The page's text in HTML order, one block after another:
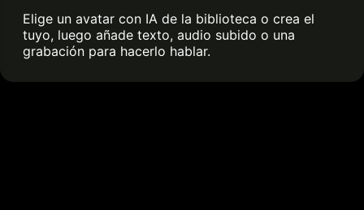
Elige un avatar con IA de la biblioteca o crea el
tuyo, luego añade texto, audio subido o una
grabación para hacerlo hablar.